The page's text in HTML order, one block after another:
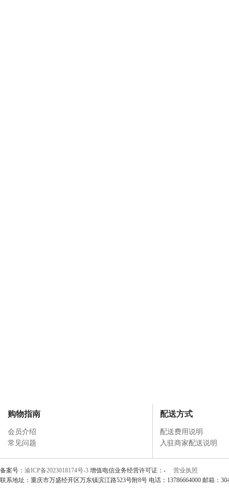
购物指南
会员介绍
常见问题
配送方式
配送费用说明
入驻商家配送说明
备案号： 渝ICP备2023018174号-3 增值电信业务经营许可证：-
营业执照
联系地址：重庆市万盛经开区万东镇滨江路523号附8号 电话：13786664000 邮箱：